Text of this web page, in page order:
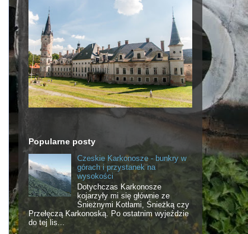
Popularne posty
Czeskie Karkonosze - bunkry w
górach i przystanek na
wysokości
Dotychczas Karkonosze
kojarzyły mi się głównie ze
Śnieżnymi Kotłami, Śnieżką czy
Przełęczą Karkonoską. Po ostatnim wyjeździe
do tej lis...